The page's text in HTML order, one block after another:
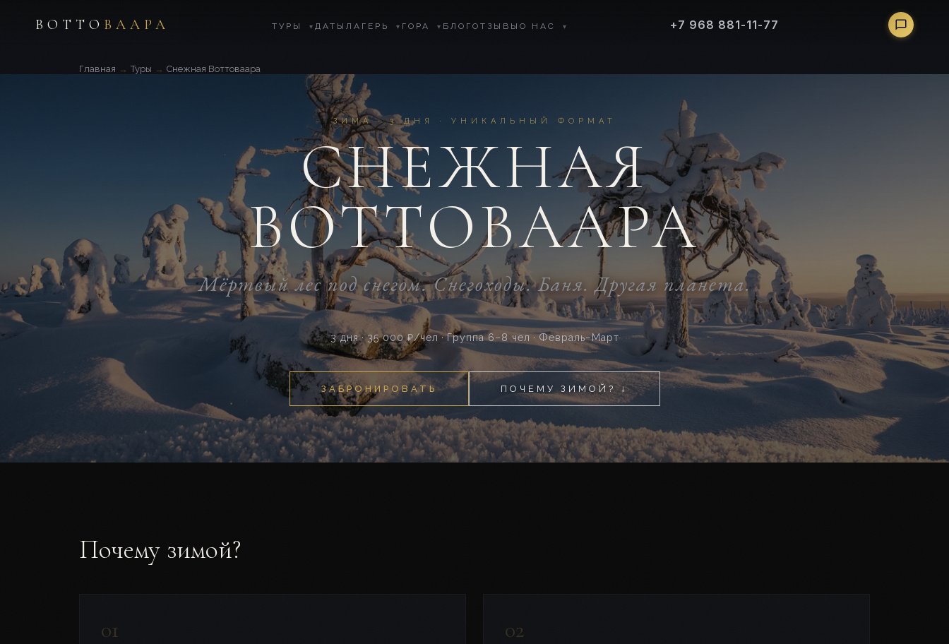
ВОТТО ВААРА ТУРЫ ▾ ДАТЫ ЛАГЕРЬ ▾ ГОРА ▾ БЛОГ ОТЗЫВЫ О НАС ▾ +7 968 881-11-77
Главная → Туры → Снежная Воттоваара
ЗИМА · 3 ДНЯ · УНИКАЛЬНЫЙ ФОРМАТ
СНЕЖНАЯ
ВОТТОВААРА
Мёртвый лес под снегом. Снегоходы. Баня. Другая планета.
3 дня · 35 000 ₽/чел · Группа 6–8 чел · Февраль–Март
ЗАБРОНИРОВАТЬ ПОЧЕМУ ЗИМОЙ? ↓
Почему зимой?